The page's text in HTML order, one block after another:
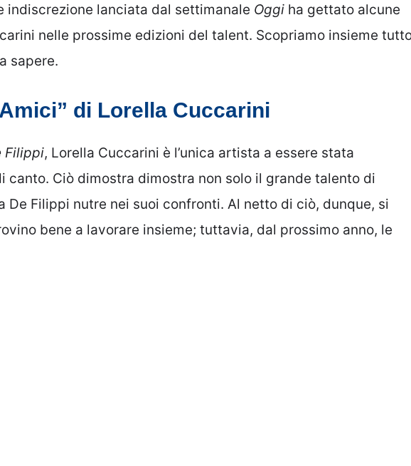
indiscrezione lanciata dal settimanale Oggi ha gettato alcune
nelle prossime edizioni del talent. Scopriamo insieme
sapere.
di Lorella Cuccarini
Filippi, Lorella Cuccarini è l’unica artista a essere stata
canto. Ciò dimostra dimostra non solo il grande talento di
De Filippi nutre nei suoi confronti. Al netto di ciò, dunque, si
bene a lavorare insieme; tuttavia, dal prossimo anno, le